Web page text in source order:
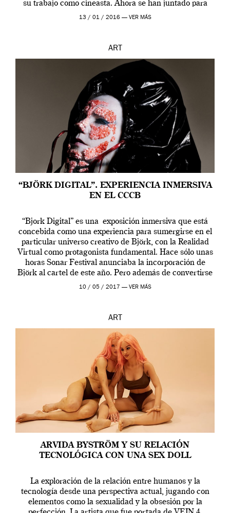
su trabajo como cineasta. Ahora se han juntado para
contarnos una […]
13 / 01 / 2016 — VER MÁS
ART
“BJÖRK DIGITAL”. EXPERIENCIA INMERSIVA
EN EL CCCB
“Bjork Digital” es una exposición inmersiva que está
concebida como una experiencia para sumergirse en el
particular universo creativo de Björk, con la Realidad
Virtual como protagonista fundamental. Hace sólo unas
horas Sonar Festival anunciaba la incorporación de
Björk al cartel de este año. Pero además de convertirse
en una de las actuaciones más relevantes […]
10 / 05 / 2017 — VER MÁS
ART
ARVIDA BYSTRÖM Y SU RELACIÓN
TECNOLÓGICA CON UNA SEX DOLL
La exploración de la relación entre humanos y la
tecnología desde una perspectiva actual, jugando con
elementos como la sexualidad y la obsesión por la